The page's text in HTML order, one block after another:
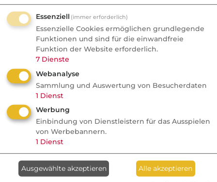
FONDS professionell
Studie: Ungleiche
Besteuerung begünstigte
Französische Revolution
Politik
Anzeige 07.08.2026
dvb
Ein MVP-Wechsel kostet
Monate, Nerven und Geld
Essenziell (immer erforderlich)
Essenzielle Cookies ermöglichen grundlegende
Funktionen und sind für die einwandfreie
Funktion der Website erforderlich.
7 Dienste
Webanalyse
Sammlung und Auswertung von Besucherdaten
1 Dienst
Werbung
Einbindung von Dienstleistern für das Ausspielen
von Werbebannern.
1 Dienst
Ausgewählte akzeptieren Alle akzeptieren